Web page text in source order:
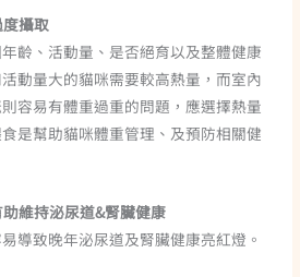
攝取
齡、活動量、是否絕育以及整體健康
動量大的貓咪需要較高熱量，而室內
容易有體重過重的問題，應選擇熱量
是幫助貓咪體重管理、及預防相關健
維持泌尿道&腎臟健康
導致晚年泌尿道及腎臟健康亮紅燈。